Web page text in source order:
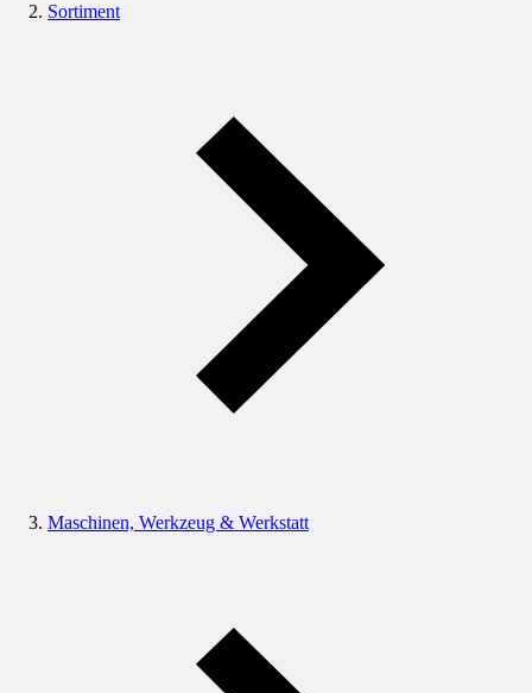
Sortiment
Maschinen, Werkzeug & Werkstatt